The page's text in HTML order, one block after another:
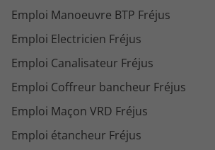
Emploi Manoeuvre BTP Fréjus
Emploi Electricien Fréjus
Emploi Canalisateur Fréjus
Emploi Coffreur bancheur Fréjus
Emploi Maçon VRD Fréjus
Emploi étancheur Fréjus